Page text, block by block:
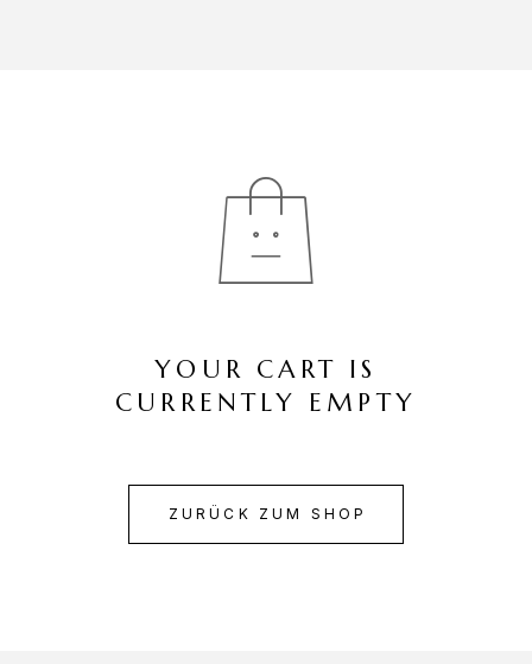
YOUR CART IS
CURRENTLY EMPTY
ZURÜCK ZUM SHOP